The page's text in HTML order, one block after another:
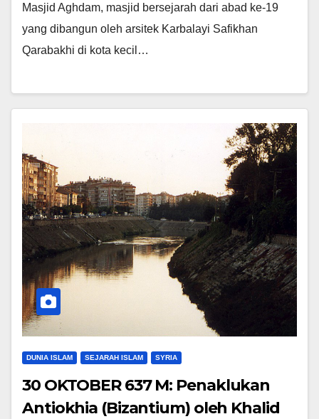
Masjid Aghdam, masjid bersejarah dari abad ke-19
yang dibangun oleh arsitek Karbalayi Safikhan
Qarabakhi di kota kecil…
DUNIA ISLAM SEJARAH ISLAM SYRIA
30 OKTOBER 637 M: Penaklukan
Antiokhia (Bizantium) oleh Khalid